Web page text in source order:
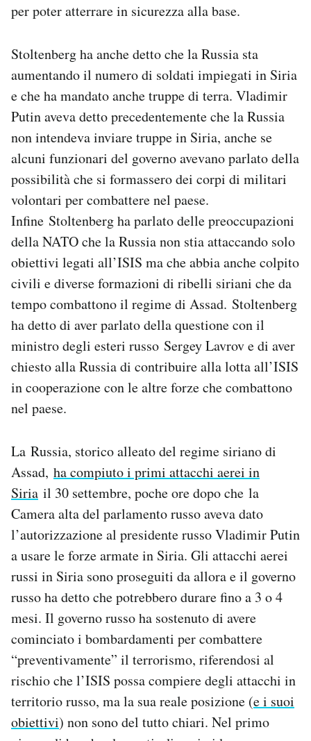
per poter atterrare in sicurezza alla base.
Stoltenberg ha anche detto che la Russia sta
aumentando il numero di soldati impiegati in Siria
e che ha mandato anche truppe di terra. Vladimir
Putin aveva detto precedentemente che la Russia
non intendeva inviare truppe in Siria, anche se
alcuni funzionari del governo avevano parlato della
possibilità che si formassero dei corpi di militari
volontari per combattere nel paese.
Infine Stoltenberg ha parlato delle preoccupazioni
della NATO che la Russia non stia attaccando solo
obiettivi legati all’ISIS ma che abbia anche colpito
civili e diverse formazioni di ribelli siriani che da
tempo combattono il regime di Assad. Stoltenberg
ha detto di aver parlato della questione con il
ministro degli esteri russo Sergey Lavrov e di aver
chiesto alla Russia di contribuire alla lotta all’ISIS
in cooperazione con le altre forze che combattono
nel paese.
La Russia, storico alleato del regime siriano di
Assad, ha compiuto i primi attacchi aerei in
Siria il 30 settembre, poche ore dopo che la
Camera alta del parlamento russo aveva dato
l’autorizzazione al presidente russo Vladimir Putin
a usare le forze armate in Siria. Gli attacchi aerei
russi in Siria sono proseguiti da allora e il governo
russo ha detto che potrebbero durare fino a 3 o 4
mesi. Il governo russo ha sostenuto di avere
cominciato i bombardamenti per combattere
“preventivamente” il terrorismo, riferendosi al
rischio che l’ISIS possa compiere degli attacchi in
territorio russo, ma la sua reale posizione (e i suoi
obiettivi) non sono del tutto chiari. Nel primo